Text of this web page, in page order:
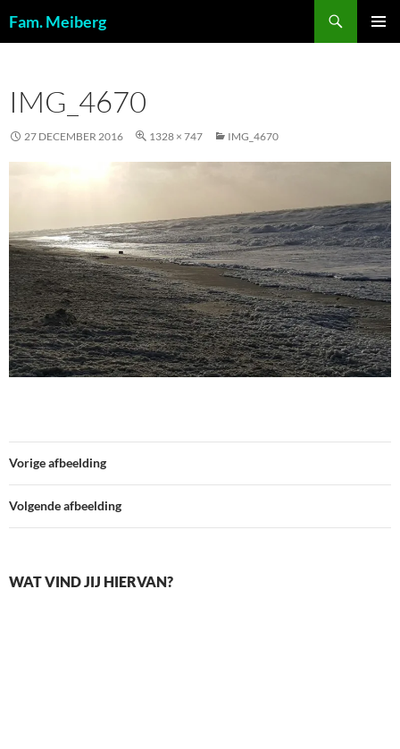
naar
Fam. Meiberg
IMG_4670
27 DECEMBER 2016 1328 × 747 IMG_4670
Vorige afbeelding
Volgende afbeelding
WAT VIND JIJ HIERVAN?